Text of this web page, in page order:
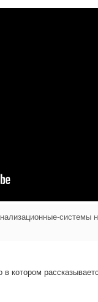
системы
котором